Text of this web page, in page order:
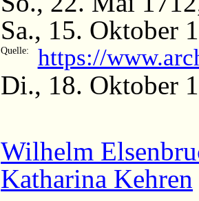
Sa., 15. Oktober
Quelle: https://
Di., 18. Oktober
Wilhelm
Katharina Kehren